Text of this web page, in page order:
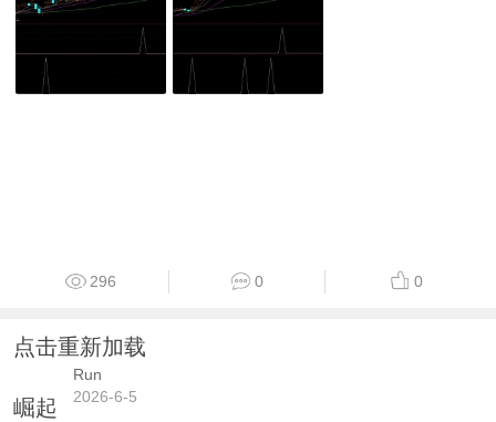
296 0 0
点击重新加载
Run
2026-6-5
崛起